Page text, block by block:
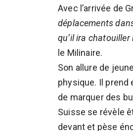
Avec l’arrivée de
déplacements
qu’il ira
le Milinaire.
Son allure de
physique. Il prend
de marquer des
Suisse se révèle
devant et pèse